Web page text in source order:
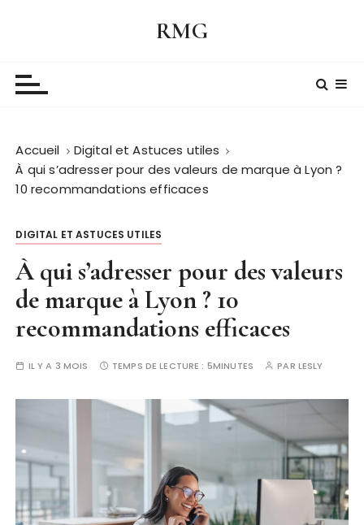
RMG
Accueil
Digital et Astuces utiles
À qui s’adresser pour des valeurs de marque à Lyon ?
10 recommandations efficaces
DIGITAL ET ASTUCES UTILES
À qui s’adresser pour des valeurs
de marque à Lyon ? 10
recommandations efficaces
IL Y A 3 MOIS TEMPS DE LECTURE : 5MINUTES PAR LESLY